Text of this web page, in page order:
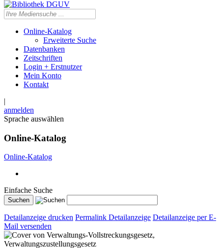
Online-Katalog
Erweiterte Suche
Datenbanken
Zeitschriften
Login + Erstnutzer
Mein Konto
Kontakt
|
anmelden
Sprache auswählen
Online-Katalog
Online-Katalog
Einfache Suche
Detailanzeige drucken Permalink Detailanzeige Detailanzeige per E-
Mail versenden